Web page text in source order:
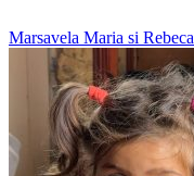
Marsavela Maria si Rebeca